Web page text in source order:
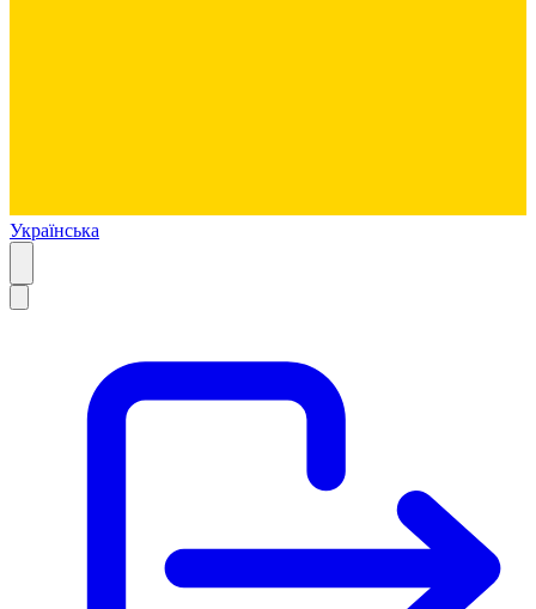
Українська